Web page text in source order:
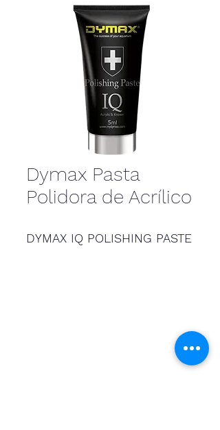
Dymax Pasta
Polidora de Acrílico
DYMAX IQ POLISHING PASTE